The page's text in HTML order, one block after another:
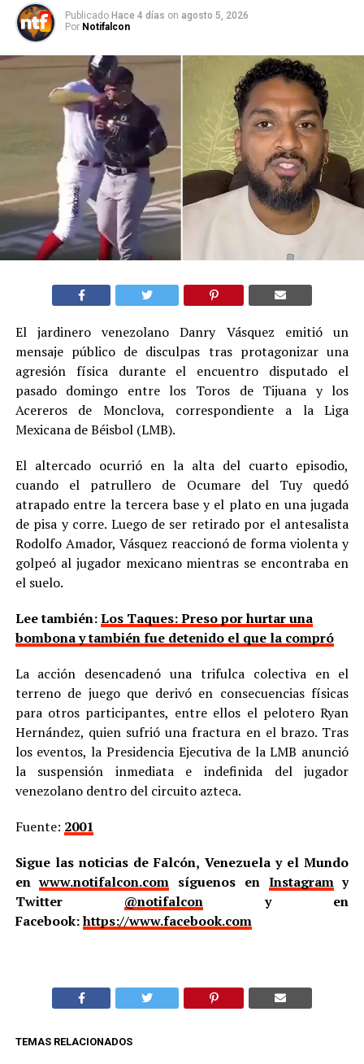
Publicado Hace 4 días on agosto 5, 2026
Por Notifalcon
El jardinero venezolano Danry Vásquez emitió un
mensaje público de disculpas tras protagonizar una
agresión física durante el encuentro disputado el
pasado domingo entre los Toros de Tijuana y los
Acereros de Monclova, correspondiente a la Liga
Mexicana de Béisbol (LMB).
El altercado ocurrió en la alta del cuarto episodio,
cuando el patrullero de Ocumare del Tuy quedó
atrapado entre la tercera base y el plato en una jugada
de pisa y corre. Luego de ser retirado por el antesalista
Rodolfo Amador, Vásquez reaccionó de forma violenta y
golpeó al jugador mexicano mientras se encontraba en
el suelo.
Lee también:Los Taques: Preso por hurtar una
bombona y también fue detenido el que la compró
La acción desencadenó una trifulca colectiva en el
terreno de juego que derivó en consecuencias físicas
para otros participantes, entre ellos el pelotero Ryan
Hernández, quien sufrió una fractura en el brazo. Tras
los eventos, la Presidencia Ejecutiva de la LMB anunció
la suspensión inmediata e indefinida del jugador
venezolano dentro del circuito azteca.
Fuente: 2001
Sigue las noticias de Falcón, Venezuela y el Mundo
enwww.notifalcon.com síguenos en Instagramy
Twitter @notifalcony en
Facebook:https://www.facebook.com
TEMAS RELACIONADOS